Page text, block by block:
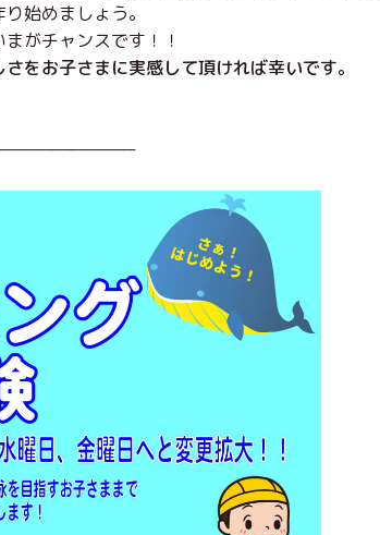
始めましょう。
がチャンスです！！
をお子さまに実感して頂ければ幸いです。